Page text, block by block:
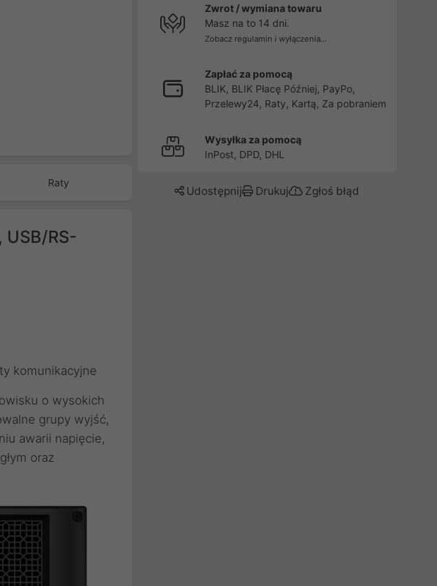
Raty
USB/RS-
komunikacyjne
o wysokich
grupy wyjść,
awarii napięcie,
oraz
Zwrot / wymiana towaru
Masz na to 14 dni.
Zobacz regulamin i wyłączenia...
Zapłać za pomocą
BLIK, BLIK Płacę Później, PayPo,
Przelewy24, Raty, Kartą, Za pobraniem
Wysyłka za pomocą
InPost, DPD, DHL
Udostępnij Drukuj Zgłoś błąd